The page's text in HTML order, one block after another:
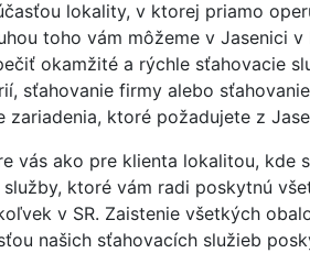
lokality, v ktorej priamo
toho vám môžeme v Jasenici
okamžité a rýchle sťahovacie
sťahovanie firmy alebo
zariadenia, ktoré požadujete z
vás ako pre klienta lokalitou,
ktoré vám radi poskytnú
v SR. Zaistenie všetkých
našich sťahovacích služieb